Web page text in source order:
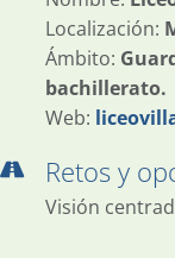
Localización:
Ámbito:
bachillerato.
Web:
Retos y
Visión